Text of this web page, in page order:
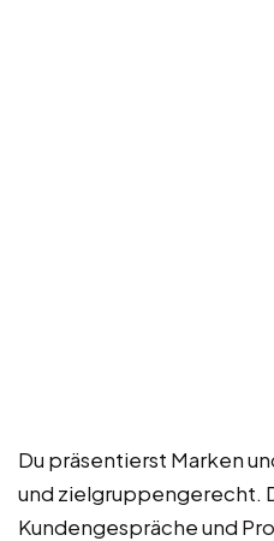
Du präsentierst Marken
und zielgruppengerecht.
Kundengespräche und